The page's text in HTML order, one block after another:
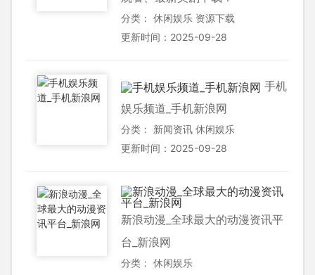
分类： 休闲娱乐 资源下载
更新时间：2025-09-28
手机
娱乐频道_手机新浪网
分类： 新闻资讯 休闲娱乐
更新时间：2025-09-28
新浪动漫_全球最大的动漫资讯平
台_新浪网
分类： 休闲娱乐